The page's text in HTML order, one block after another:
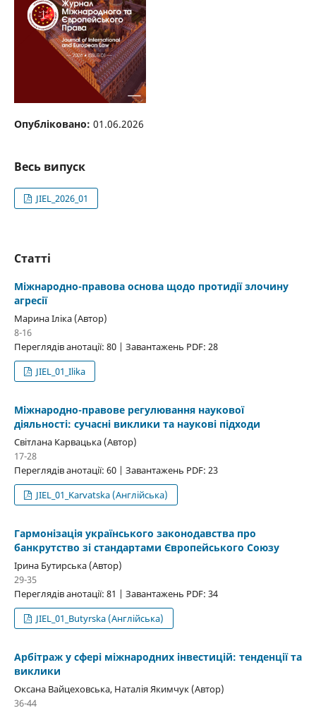
Опубліковано: 01.06.2026
Весь випуск
JIEL_2026_01
Статті
Міжнародно-правова основа щодо протидії злочину
агресії
Марина Іліка (Автор)
8-16
Переглядів анотації: 80 | Завантажень PDF: 28
JIEL_01_Ilika
Міжнародно-правове регулювання наукової
діяльності: сучасні виклики та наукові підходи
Світлана Карвацька (Автор)
17-28
Переглядів анотації: 60 | Завантажень PDF: 23
JIEL_01_Karvatska (Англійська)
Гармонізація українського законодавства про
банкрутство зі стандартами Європейського Союзу
Ірина Бутирська (Автор)
29-35
Переглядів анотації: 81 | Завантажень PDF: 34
JIEL_01_Butyrska (Англійська)
Арбітраж у сфері міжнародних інвестицій: тенденції та
виклики
Оксана Вайцеховська, Наталія Якимчук (Автор)
36-44